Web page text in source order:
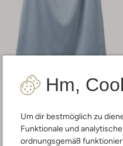
Hm,
Um dir bestmöglich zu
Funktionale und
ordnungsgemäß